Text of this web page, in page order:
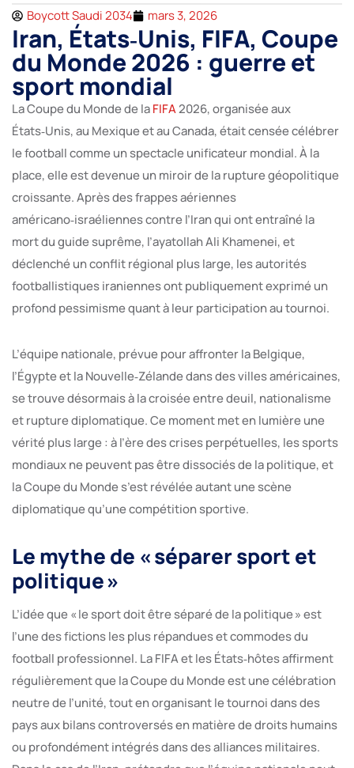
Boycott Saudi 2034 mars 3, 2026
Iran, États‑Unis, FIFA, Coupe
du Monde 2026 : guerre et
sport mondial
La Coupe du Monde de laFIFA2026, organisée aux
États‑Unis, au Mexique et au Canada, était censée célébrer
le football comme un spectacle unificateur mondial. À la
place, elle est devenue un miroir de la rupture géopolitique
croissante. Après des frappes aériennes
américano‑israéliennes contre l’Iran qui ont entraîné la
mort du guide suprême, l’ayatollah Ali Khamenei, et
déclenché un conflit régional plus large, les autorités
footballistiques iraniennes ont publiquement exprimé un
profond pessimisme quant à leur participation au tournoi.
L’équipe nationale, prévue pour affronter la Belgique,
l’Égypte et la Nouvelle‑Zélande dans des villes américaines,
se trouve désormais à la croisée entre deuil, nationalisme
et rupture diplomatique. Ce moment met en lumière une
vérité plus large : à l’ère des crises perpétuelles, les sports
mondiaux ne peuvent pas être dissociés de la politique, et
la Coupe du Monde s’est révélée autant une scène
diplomatique qu’une compétition sportive.
Le mythe de « séparer sport et
politique »
L’idée que « le sport doit être séparé de la politique » est
l’une des fictions les plus répandues et commodes du
football professionnel. La FIFA et les États‑hôtes affirment
régulièrement que la Coupe du Monde est une célébration
neutre de l’unité, tout en organisant le tournoi dans des
pays aux bilans controversés en matière de droits humains
ou profondément intégrés dans des alliances militaires.